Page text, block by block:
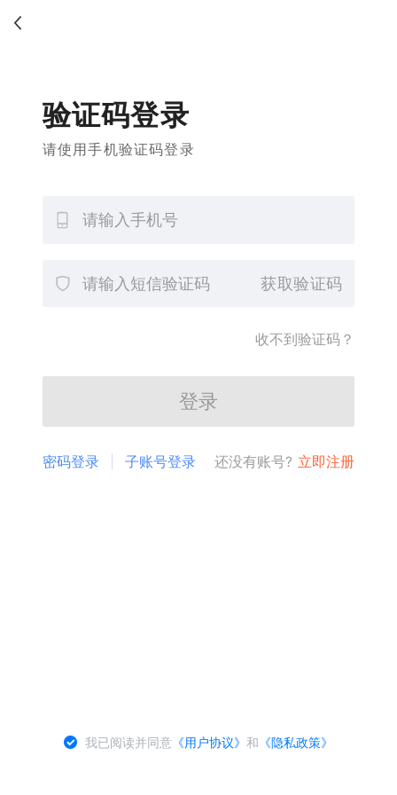
验证码登录
请使用手机验证码登录
获取验证码
收不到验证码？
登录
密码登录 子账号登录 还没有账号? 立即注册
我已阅读并同意 《用户协议》和 《隐私政策》